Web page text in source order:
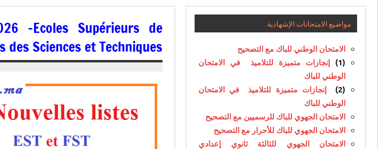
-Ecoles Supérieurs de
des Sciences et Techniques
مواضيع الامتحانات الإشهادية
الامتحان الوطني للباك مع التصحيح
(1)
إنجازات متميزة للتلاميذ في الامتحان
الوطني للباك
(2)
إنجازات متميزة للتلاميذ في الامتحان
الوطني للباك
الامتحان الجهوي للباك للرسميين مع التصحيح
الامتحان الجهوي للباك للأحرار مع التصحيح
الامتحان الجهوي للثالثة ثانوي إعدادي